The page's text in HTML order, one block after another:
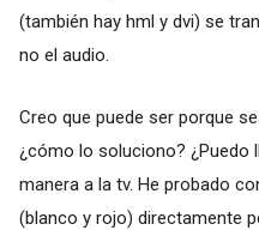
(también hay hml y dvi) se
no el audio.
Creo que puede ser porque
¿cómo lo soluciono? ¿Puedo
manera a la tv. He probado
(blanco y rojo) directamente